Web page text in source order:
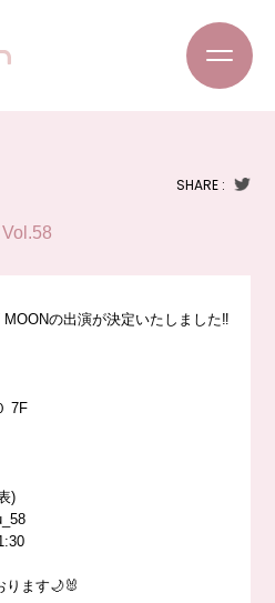
SHARE :
MOONの出演が決定いたしました‼️
7F
)
ります🌙🐰